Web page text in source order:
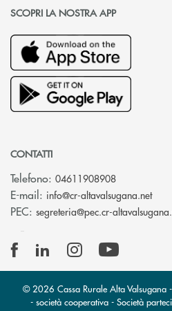
SCOPRI LA NOSTRA APP
CONTATTI
Telefono: 04611908908
E-mail: info@cr-altavalsugana.net(si
PEC: segreteria@pec.cr-
© 2026 Cassa Rurale Alta Valsugana
- società cooperativa - Società